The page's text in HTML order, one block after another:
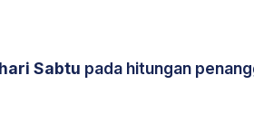
hari Sabtu pada hitungan